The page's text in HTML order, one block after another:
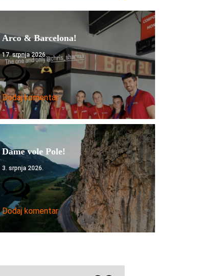
Arco & Barcelona!
17. srpnja 2026.
Dodaj komentar
Dame vole Pole!
3. srpnja 2026.
Dodaj komentar